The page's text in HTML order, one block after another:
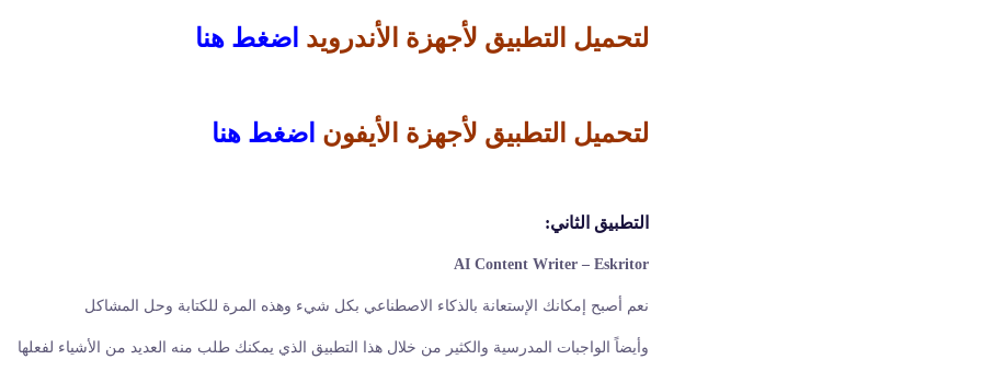
لتحميل التطبيق لأجهزة الأندرويد اضغط هنا
لتحميل التطبيق لأجهزة الأيفون اضغط هنا
التطبيق الثاني:
AI Content Writer – Eskritor
نعم أصبح إمكانك الإستعانة بالذكاء الاصطناعي بكل شيء وهذه المرة للكتابة وحل المشاكل
وأيضاً الواجبات المدرسية والكثير من خلال هذا التطبيق الذي يمكنك طلب منه العديد من الأشياء لفعلها